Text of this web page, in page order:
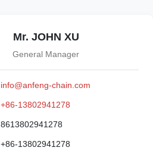
Mr. JOHN XU
General Manager
info@anfeng-chain.com
+86-13802941278
8613802941278
+86-13802941278